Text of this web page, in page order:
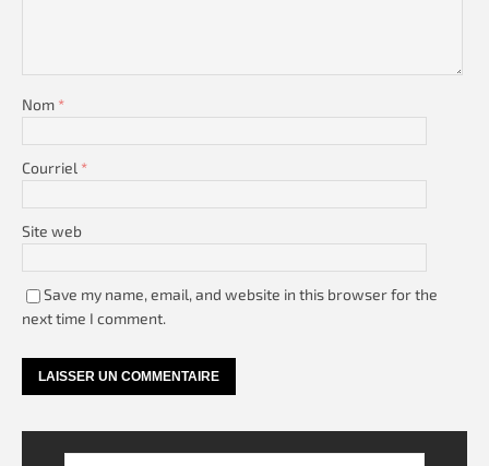
Nom *
Courriel *
Site web
Save my name, email, and website in this browser for the
next time I comment.